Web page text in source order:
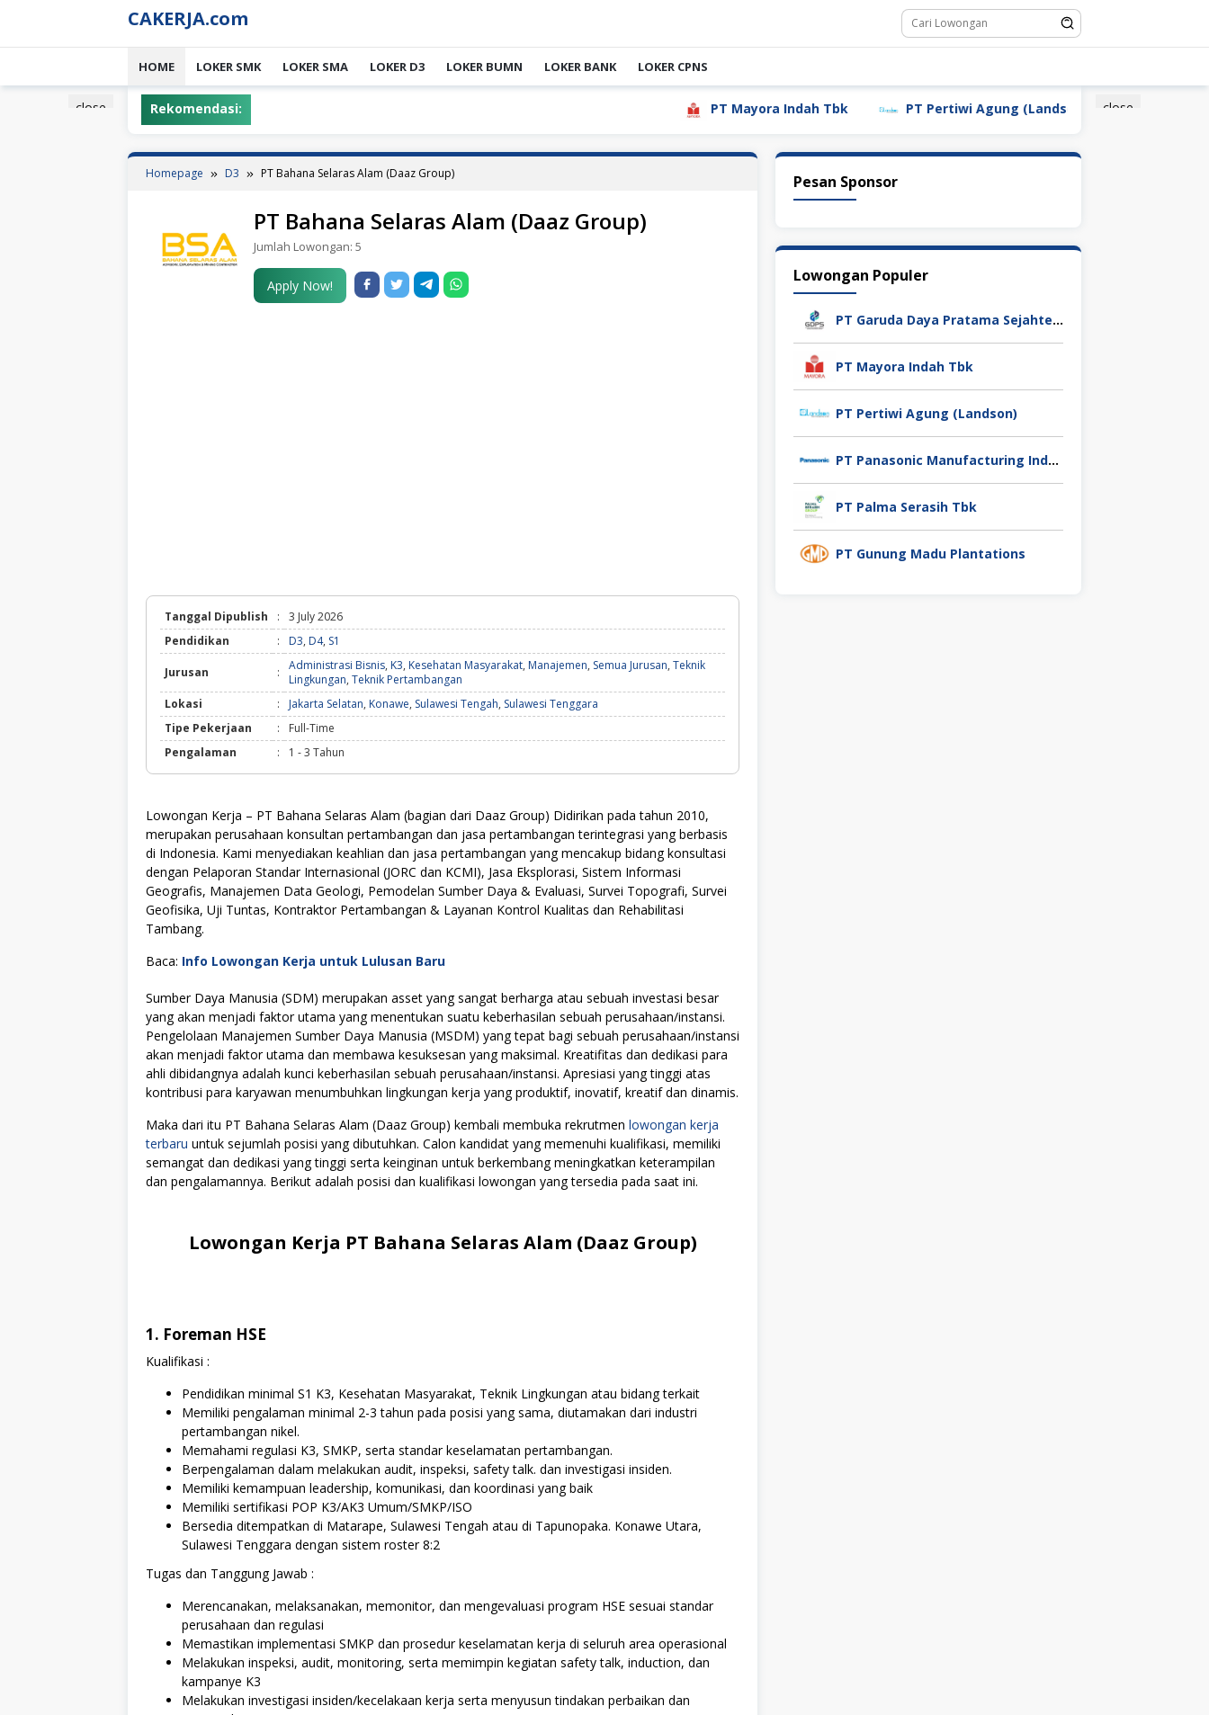
content
CAKERJA.com
HOME LOKER SMK LOKER SMA LOKER D3 LOKER BUMN LOKER BANK LOKER CPNS
close close
Rekomendasi: PT Mayora Indah Tbk PT Pertiwi Agung (Landson) PT Sebastian Citra
Homepage D3 PT Bahana Selaras Alam (Daaz Group)
PT Bahana Selaras Alam (Daaz Group)
Jumlah Lowongan: 5
Apply Now!
Tanggal Dipublish :
3 July 2026
Pendidikan
: D3, D4, S1
Jurusan : Administrasi Bisnis, K3, Kesehatan Masyarakat, Manajemen, Semua Jurusan, Teknik
Lingkungan, Teknik Pertambangan
Lokasi
: Jakarta Selatan, Konawe, Sulawesi Tengah, Sulawesi Tenggara
Tipe Pekerjaan
:
Full-Time
Pengalaman
: 1 - 3 Tahun
Lowongan Kerja – PT Bahana Selaras Alam (bagian dari Daaz Group) Didirikan pada tahun 2010,
merupakan perusahaan konsultan pertambangan dan jasa pertambangan terintegrasi yang berbasis
di Indonesia. Kami menyediakan keahlian dan jasa pertambangan yang mencakup bidang konsultasi
dengan Pelaporan Standar Internasional (JORC dan KCMI), Jasa Eksplorasi, Sistem Informasi
Geografis, Manajemen Data Geologi, Pemodelan Sumber Daya & Evaluasi, Survei Topografi, Survei
Geofisika, Uji Tuntas, Kontraktor Pertambangan & Layanan Kontrol Kualitas dan Rehabilitasi
Tambang.
Baca: Info Lowongan Kerja untuk Lulusan Baru
Sumber Daya Manusia (SDM) merupakan asset yang sangat berharga atau sebuah investasi besar
yang akan menjadi faktor utama yang menentukan suatu keberhasilan sebuah perusahaan/instansi.
Pengelolaan Manajemen Sumber Daya Manusia (MSDM) yang tepat bagi sebuah perusahaan/instansi
akan menjadi faktor utama dan membawa kesuksesan yang maksimal. Kreatifitas dan dedikasi para
ahli dibidangnya adalah kunci keberhasilan sebuah perusahaan/instansi. Apresiasi yang tinggi atas
kontribusi para karyawan menumbuhkan lingkungan kerja yang produktif, inovatif, kreatif dan dinamis.
Maka dari itu PT Bahana Selaras Alam (Daaz Group) kembali membuka rekrutmen lowongan kerja
terbaru untuk sejumlah posisi yang dibutuhkan. Calon kandidat yang memenuhi kualifikasi, memiliki
semangat dan dedikasi yang tinggi serta keinginan untuk berkembang meningkatkan keterampilan
dan pengalamannya. Berikut adalah posisi dan kualifikasi lowongan yang tersedia pada saat ini.
Lowongan Kerja PT Bahana Selaras Alam (Daaz Group)
1. Foreman HSE
Kualifikasi :
Pendidikan minimal S1 K3, Kesehatan Masyarakat, Teknik Lingkungan atau bidang terkait
Memiliki pengalaman minimal 2-3 tahun pada posisi yang sama, diutamakan dari industri
pertambangan nikel.
Memahami regulasi K3, SMKP, serta standar keselamatan pertambangan.
Berpengalaman dalam melakukan audit, inspeksi, safety talk. dan investigasi insiden.
Memiliki kemampuan leadership, komunikasi, dan koordinasi yang baik
Memiliki sertifikasi POP K3/AK3 Umum/SMKP/ISO
Bersedia ditempatkan di Matarape, Sulawesi Tengah atau di Tapunopaka. Konawe Utara,
Sulawesi Tenggara dengan sistem roster 8:2
Tugas dan Tanggung Jawab :
Merencanakan, melaksanakan, memonitor, dan mengevaluasi program HSE sesuai standar
perusahaan dan regulasi
Memastikan implementasi SMKP dan prosedur keselamatan kerja di seluruh area operasional
Melakukan inspeksi, audit, monitoring, serta memimpin kegiatan safety talk, induction, dan
kampanye K3
Melakukan investigasi insiden/kecelakaan kerja serta menyusun tindakan perbaikan dan
Pesan Sponsor
Lowongan Populer
PT Garuda Daya Pratama Sejahtera
PT Mayora Indah Tbk
PT Pertiwi Agung (Landson)
PT Panasonic Manufacturing Indonesia
PT Palma Serasih Tbk
PT Gunung Madu Plantations